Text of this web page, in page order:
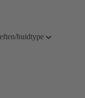
huidtype